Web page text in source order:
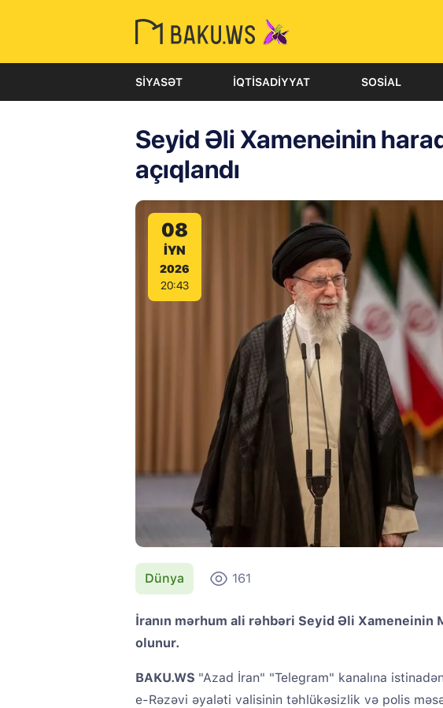
SIYASƏT İQTISADIYYAT SOSIAL
Seyid Əli Xameneinin
açıqlandı
08
IYN
2026
20:43
Dünya 161
İranın mərhum ali rəhbəri Seyid Əli Xameneinin
olunur.
BAKU.WS "Azad İran" "Telegram" kanalına
e-Rəzəvi əyaləti valisinin təhlükəsizlik və polis